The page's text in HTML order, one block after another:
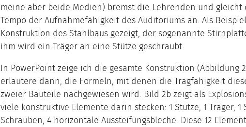
meine aber beide Medien) bremst die Lehrenden und gleicht
Tempo der Aufnahmefähigkeit des Auditoriums an. Als
Konstruktion des Stahlbaus gezeigt, der sogenannte
ihm wird ein Träger an eine Stütze geschraubt.
In PowerPoint zeige ich die gesamte Konstruktion (Abbildung
erläutere dann, die Formeln, mit denen die Tragfähigkeit
zweier Bauteile nachgewiesen wird. Bild 2b zeigt als
viele konstruktive Elemente darin stecken: 1 Stütze, 1 Träger, 1
Schrauben, 4 horizontale Aussteifungsbleche. Diese 12